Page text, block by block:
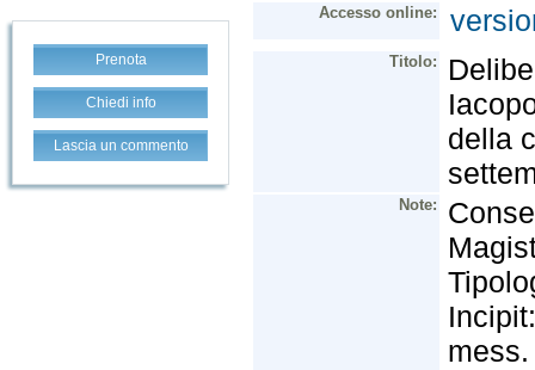
Prenota
Chiedi info
Lascia un commento